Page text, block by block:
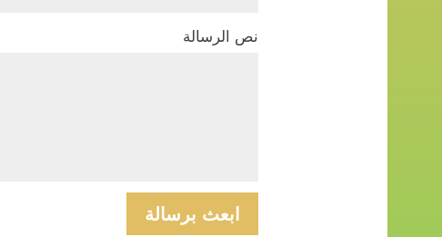
نص الرسالة
ابعث برسالة